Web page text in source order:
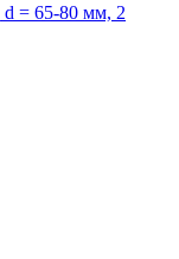
d = 65-80 мм, 2